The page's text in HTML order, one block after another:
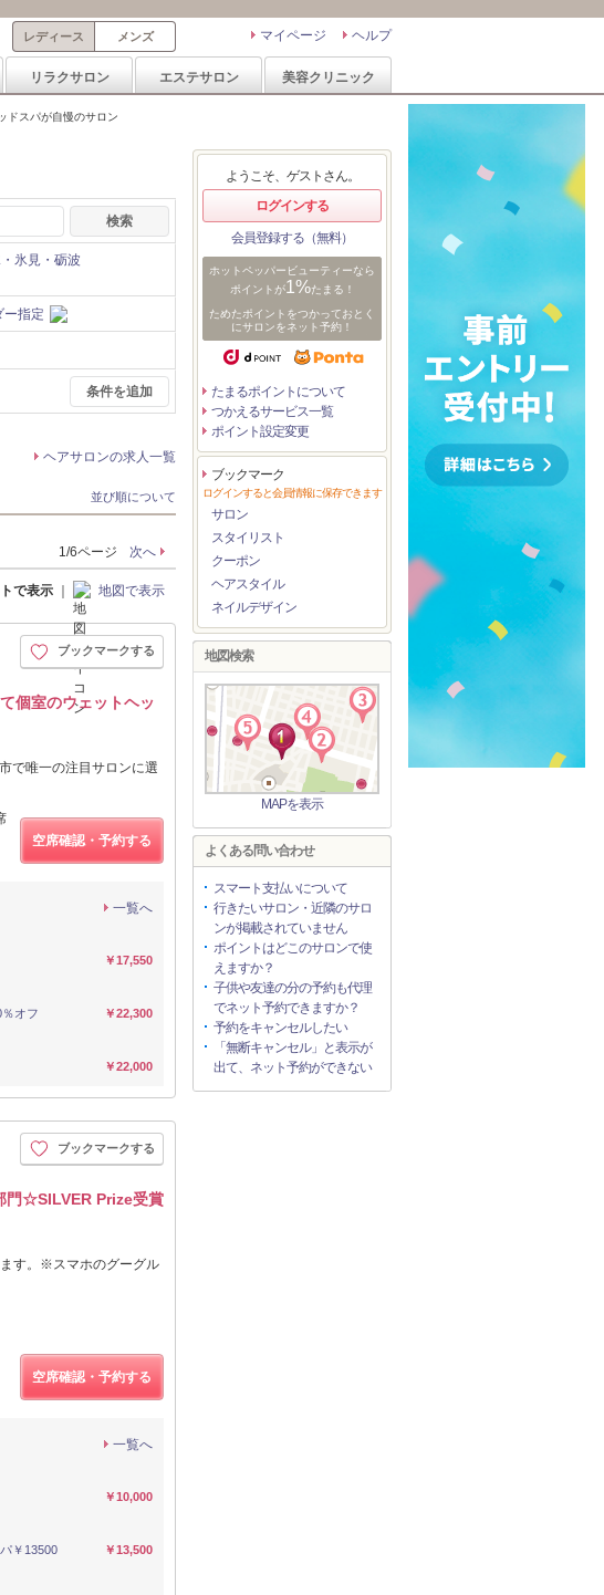
ヘルプ
マイページ
レディース メンズ
リラクサロン エステサロン 美容クリニック
ドスパが自慢のサロン
氷見・砺波
ー指定
条件を追加
ヘアサロンの求人一覧
並び順について
1/6ページ 次へ
で表示 地図で表示
ブックマークする
個室のウェットヘッ
唯一の注目サロンに選
空席確認・予約する
一覧へ
￥17,550
オフ ￥22,300
￥22,000
ブックマークする
門☆SILVER Prize受賞
す。※スマホのグーグル
空席確認・予約する
一覧へ
￥10,000
￥13500 ￥13,500
ようこそ、ゲストさん。
ログインする
会員登録する（無料）
ホットペッパービューティーなら
ポイントが1%たまる！
ためたポイントをつかっておとく
にサロンをネット予約！
たまるポイントについて
つかえるサービス一覧
ポイント設定変更
ブックマーク
ログインすると会員情報に保存できます
サロン
スタイリスト
クーポン
ヘアスタイル
ネイルデザイン
地図検索
MAPを表示
よくある問い合わせ
スマート支払いについて
行きたいサロン・近隣のサロ
ンが掲載されていません
ポイントはどこのサロンで使
えますか？
子供や友達の分の予約も代理
でネット予約できますか？
予約をキャンセルしたい
「無断キャンセル」と表示が
出て、ネット予約ができない